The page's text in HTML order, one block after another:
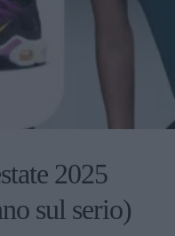
2025
sul serio)